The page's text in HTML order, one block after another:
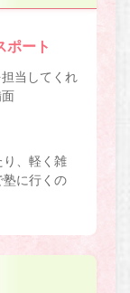
ポート
当してくれ
り、軽く雑
塾に行くの